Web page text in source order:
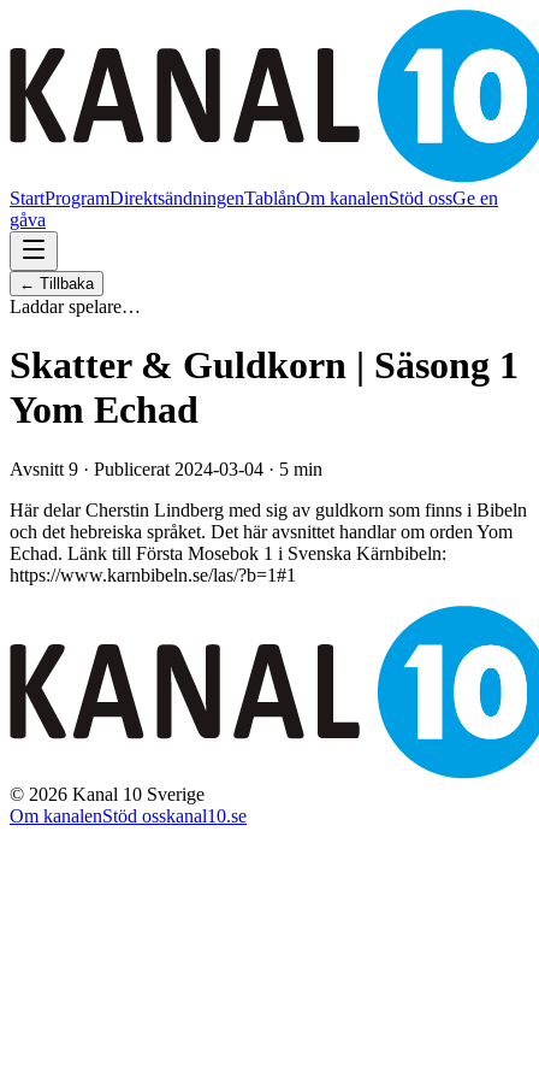
StartProgramDirektsändningenTablånOm kanalenStöd ossGe en
gåva
← Tillbaka
Laddar spelare…
Skatter & Guldkorn | Säsong 1
Yom Echad
Avsnitt 9 · Publicerat 2024-03-04 · 5 min
Här delar Cherstin Lindberg med sig av guldkorn som finns i Bibeln
och det hebreiska språket. Det här avsnittet handlar om orden Yom
Echad. Länk till Första Mosebok 1 i Svenska Kärnbibeln:
https://www.karnbibeln.se/las/?b=1#1
© 2026 Kanal 10 Sverige
Om kanalenStöd osskanal10.se